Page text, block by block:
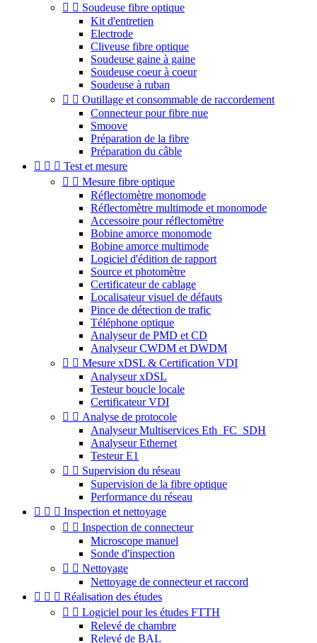
  Soudeuse fibre optique
Kit d'entretien
Electrode
Cliveuse fibre optique
Soudeuse gaine à gaine
Soudeuse coeur à coeur
Soudeuse à ruban
  Outillage et consommable de raccordement
Connecteur pour fibre nue
Smoove
Préparation de la fibre
Préparation du câble
   Test et mesure
  Mesure fibre optique
Réflectomètre monomode
Réflectomètre multimode et monomode
Accessoire pour réflectomètre
Bobine amorce monomode
Bobine amorce multimode
Logiciel d'édition de rapport
Source et photomètre
Certificateur de cablage
Localisateur visuel de défauts
Pince de détection de trafic
Téléphone optique
Analyseur de PMD et CD
Analyseur CWDM et DWDM
  Mesure xDSL & Certification VDI
Analyseur xDSL
Testeur boucle locale
Certificateur VDI
  Analyse de protocole
Analyseur Multiservices Eth_FC_SDH
Analyseur Ethernet
Testeur E1
  Supervision du réseau
Supervision de la fibre optique
Performance du réseau
   Inspection et nettoyage
  Inspection de connecteur
Microscope manuel
Sonde d'inspection
  Nettoyage
Nettoyage de connecteur et raccord
   Réalisation des études
  Logiciel pour les études FTTH
Relevé de chambre
Relevé de BAL